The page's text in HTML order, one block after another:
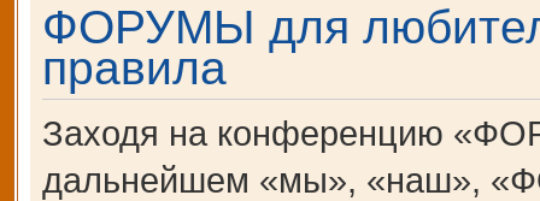
ФОРУМЫ для
правила
Заходя на конференцию
дальнейшем «мы», «наш»,